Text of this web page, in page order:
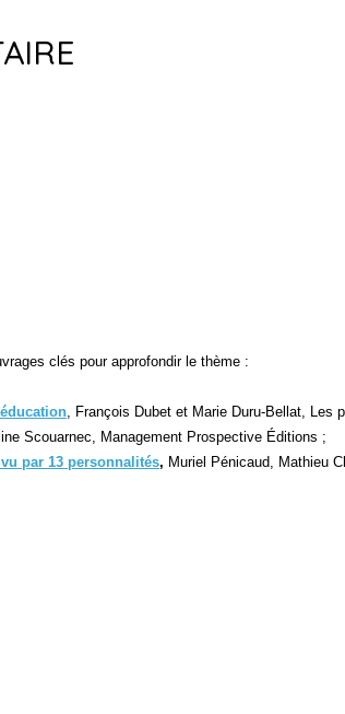
clés pour approfondir le thème :
, François Dubet et Marie Duru-Bellat, Les
Scouarnec, Management Prospective Éditions ;
par 13 personnalités, Muriel Pénicaud, Mathieu